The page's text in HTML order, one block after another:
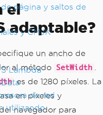
página y saltos de
y CMJK
Lambda
de red
utilizando
el
adaptable?
un ancho de
al método
SetWidth .
es de 1280 píxeles. La
en píxeles y
navegador para